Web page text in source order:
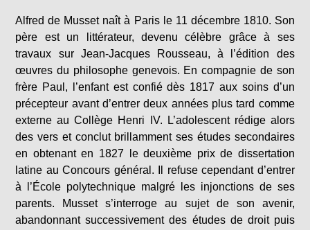
Alfred de Musset naît à Paris le 11 décembre 1810. Son
père est un littérateur, devenu célèbre grâce à ses
travaux sur Jean-Jacques Rousseau, à l’édition des
œuvres du philosophe genevois. En compagnie de son
frère Paul, l’enfant est confié dès 1817 aux soins d’un
précepteur avant d’entrer deux années plus tard comme
externe au Collège Henri IV. L’adolescent rédige alors
des vers et conclut brillamment ses études secondaires
en obtenant en 1827 le deuxième prix de dissertation
latine au Concours général. Il refuse cependant d’entrer
à l’École polytechnique malgré les injonctions de ses
parents. Musset s’interroge au sujet de son avenir,
abandonnant successivement des études de droit puis